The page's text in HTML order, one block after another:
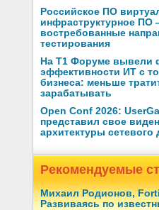
Российское ПО
инфраструктурное ПО
востребованные
тестирования
На Т1 Форуме вывели
эффективности ИТ с
бизнеса: меньше
зарабатывать
Open Conf 2026:
представил свое
архитектуры сетевого
Рекомендуемые
Михаил Родионов,
Развиваясь по